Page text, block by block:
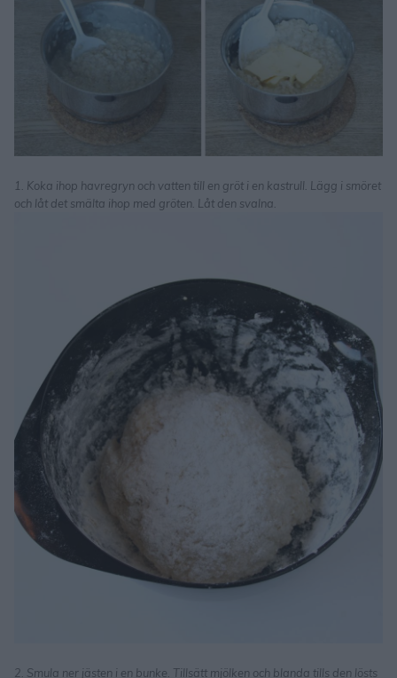
1. Koka ihop havregryn och vatten till en gröt i en kastrull. Lägg i smöret
och låt det smälta ihop med gröten. Låt den svalna.
2. Smula ner jästen i en bunke. Tillsätt mjölken och blanda tills den lösts